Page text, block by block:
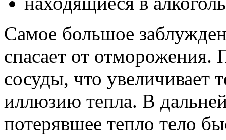
Самое большое
спасает от
сосуды, что увеличивает
иллюзию тепла. В
потерявшее тепло тело